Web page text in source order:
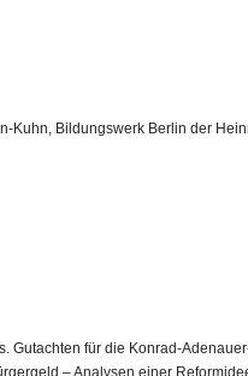
Kuhn, Bildungswerk Berlin der
Gutachten für die Konrad-